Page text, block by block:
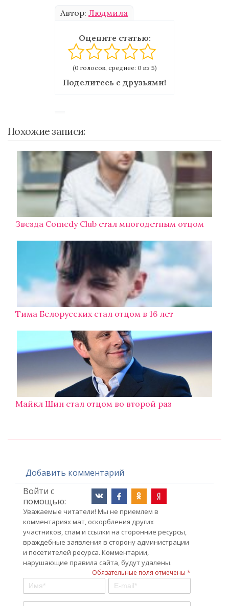
Автор: Людмила
Оцените статью:
(0 голосов, среднее: 0 из 5)
Поделитесь с друзьями!
Похожие записи:
Звезда Comedy Club стал многодетным отцом
Тима Белорусских стал отцом в 16 лет
Майкл Шин стал отцом во второй раз
Добавить комментарий
Войти с
помощью:
Уважаемые читатели! Мы не приемлем в
комментариях мат, оскорбления других
участников, спам и ссылки на сторонние ресурсы,
враждебные заявления в сторону администрации
и посетителей ресурса. Комментарии,
нарушающие правила сайта, будут удалены.
Обязательные поля отмечены *